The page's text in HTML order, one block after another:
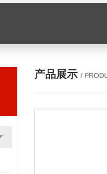
产品展示 /